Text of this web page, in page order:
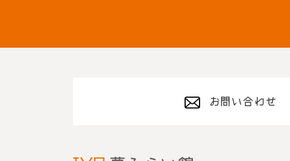
お問い合わせ